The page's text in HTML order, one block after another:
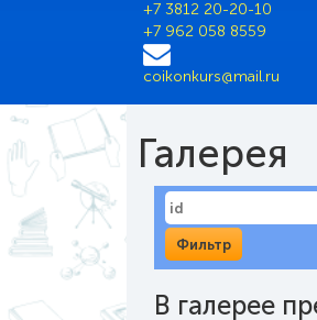
+7 3812 20-20-10
+7 962 058 8559
coikonkurs@mail.ru
Галерея
В галерее